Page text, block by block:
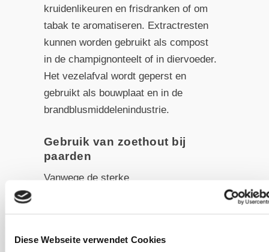
Diese Webseite verwendet Cookies
kruidenlikeuren en frisdranken of om
tabak te aromatiseren. Extractresten
kunnen worden gebruikt als compost
in de champignonteelt of in diervoeder.
Het vezelafval wordt geperst en
gebruikt als bouwplaat en in de
brandblusmiddelenindustrie.
Gebruik van zoethout bij
paarden
Vanwege de sterke
maag- en darmslijmvlies te